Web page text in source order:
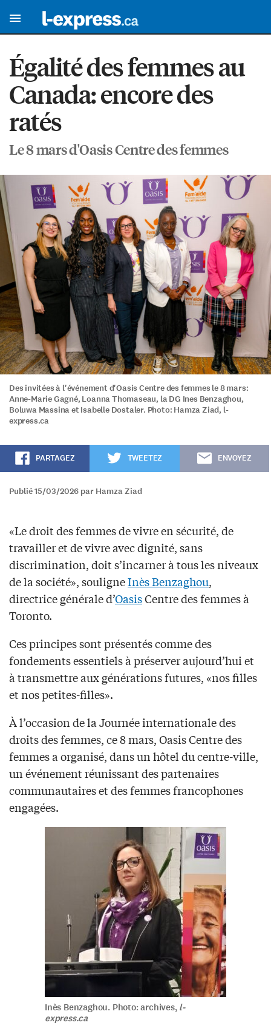
Égalité des femmes au
Canada: encore des
ratés
Le 8 mars d'Oasis Centre des femmes
Des invitées à l'événement d'Oasis Centre des femmes le 8 mars:
Anne-Marie Gagné, Loanna Thomaseau, la DG Ines Benzaghou,
Boluwa Massina et Isabelle Dostaler. Photo: Hamza Ziad, l-
express.ca
PARTAGEZ TWEETEZ ENVOYEZ
Publié 15/03/2026 par Hamza Ziad
«Le droit des femmes de vivre en sécurité, de
travailler et de vivre avec dignité, sans
discrimination, doit s’incarner à tous les niveaux
de la société», souligneInès Benzaghou,
directrice générale d’OasisCentre des femmes à
Toronto.
Ces principes sont présentés comme des
fondements essentiels à préserver aujourd’hui et
à transmettre aux générations futures, «nos filles
et nos petites-filles».
À l’occasion de la Journée internationale des
droits des femmes, ce 8 mars, Oasis Centre des
femmes a organisé, dans un hôtel du centre-ville,
un événement réunissant des partenaires
communautaires et des femmes francophones
engagées.
Inès Benzaghou. Photo: archives, l-
express.ca